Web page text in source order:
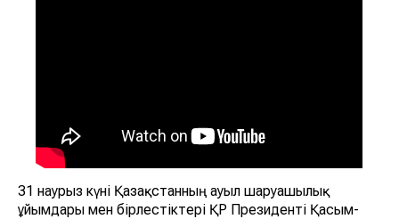
31 наурыз күні Қазақстанның ауыл шаруашылық
ұйымдары мен бірлестіктері ҚР Президенті Қасым-